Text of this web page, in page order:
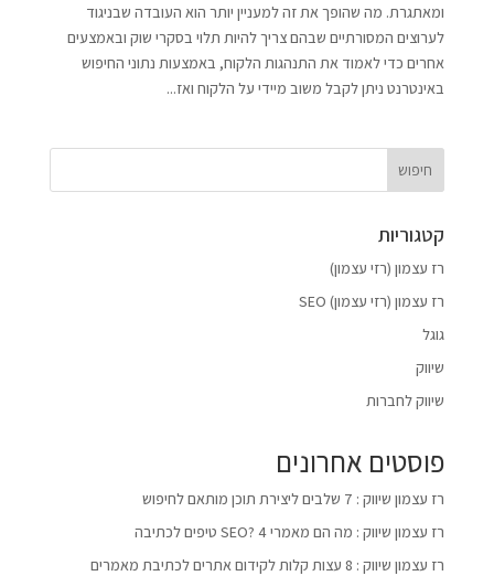
ומאתגרת. מה שהופך את זה למעניין יותר הוא העובדה שבניגוד
לערוצים המסורתיים שבהם צריך להיות תלוי בסקרי שוק ובאמצעים
אחרים כדי לאמוד את התנהגות הלקוח, באמצעות נתוני החיפוש
באינטרנט ניתן לקבל משוב מיידי על הלקוח ואז...
חיפוש
קטגוריות
רז עצמון (רזי עצמון)
רז עצמון (רזי עצמון) SEO
גוגל
שיווק
שיווק לחברות
פוסטים אחרונים
רז עצמון שיווק : 7 שלבים ליצירת תוכן מותאם לחיפוש
רז עצמון שיווק : מה הם מאמרי SEO? 4 טיפים לכתיבה
רז עצמון שיווק : 8 עצות קלות לקידום אתרים לכתיבת מאמרים